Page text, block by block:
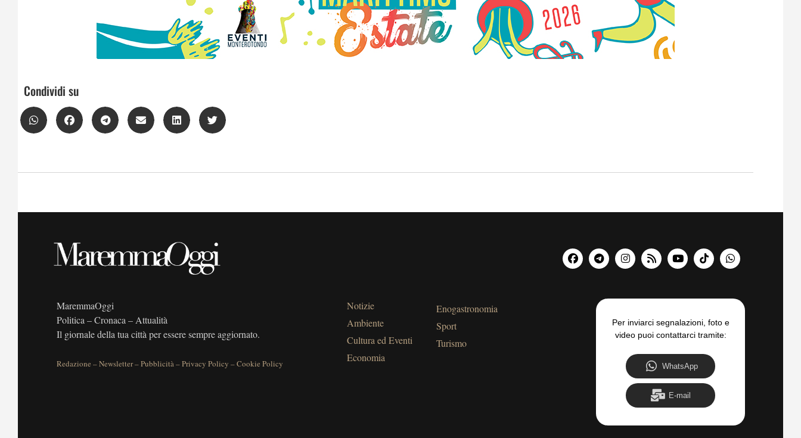
Condividi su
MaremmaOggi
Politica – Cronaca – Attualità
Il giornale della tua città per essere sempre aggiornato.
Redazione –Newsletter–Pubblicità–Privacy Policy –Cookie Policy
Notizie
Ambiente
Cultura ed Eventi
Economia
Enogastronomia
Sport
Turismo
Per inviarci segnalazioni, foto e
video puoi contattarci tramite:
WhatsApp
E-mail